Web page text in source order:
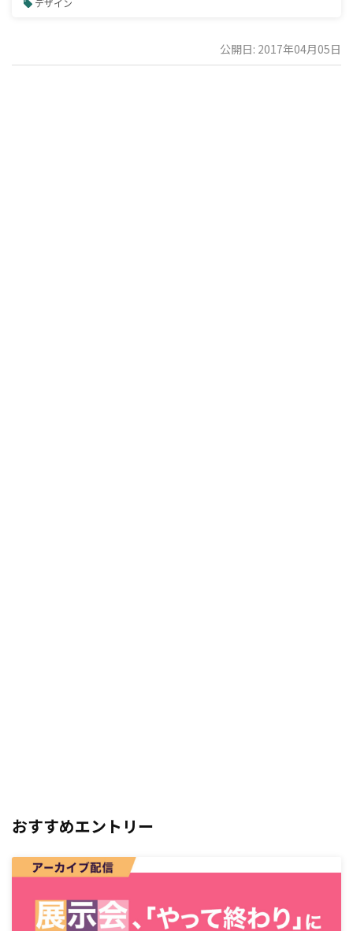
公開日: 2017年04月05日
おすすめエントリー